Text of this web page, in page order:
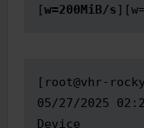
[w=200MiB/s
[root@vhr-
05/27/2025
Device